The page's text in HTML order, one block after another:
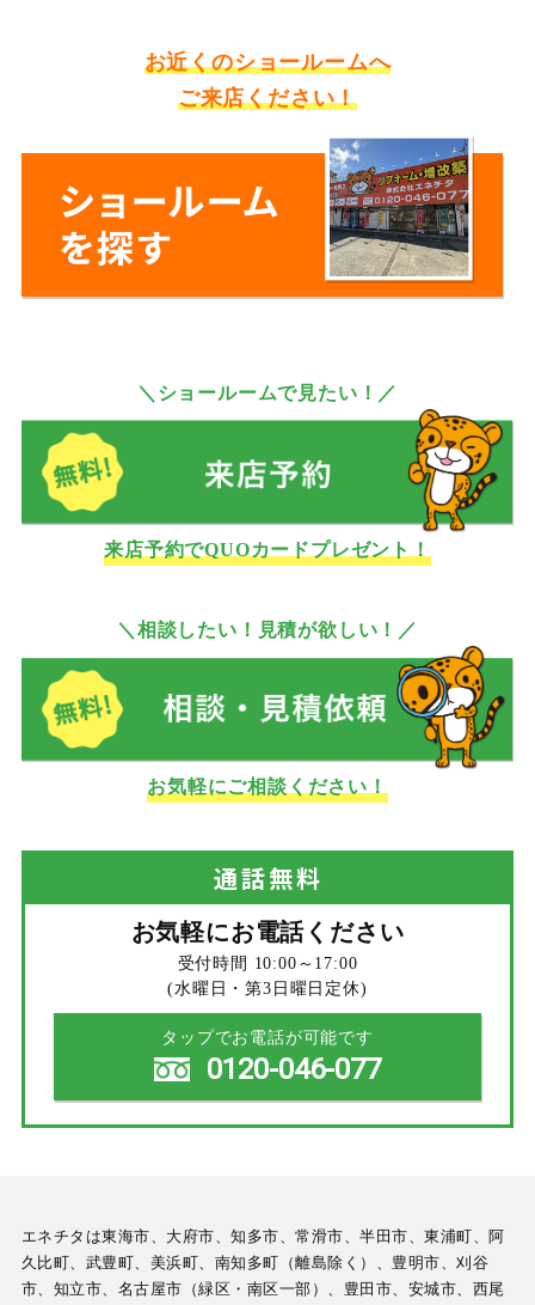
お近くのショールームへ
ご来店ください！
＼ショールームで見たい！／
来店予約でQUOカードプレゼント！
＼相談したい！見積が欲しい！／
お気軽にご相談ください！
通話無料
お気軽にお電話ください
受付時間 10:00～17:00
(水曜日・第3日曜日定休)
タップでお電話が可能です
0120-046-077
エネチタは東海市、大府市、知多市、常滑市、半田市、東浦町、阿
久比町、武豊町、美浜町、南知多町（離島除く）、豊明市、刈谷
市、知立市、名古屋市（緑区・南区一部）、豊田市、安城市、西尾